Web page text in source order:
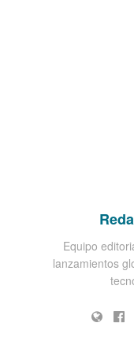
Equipo
lanzamientos